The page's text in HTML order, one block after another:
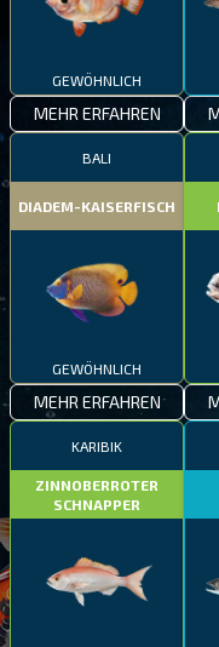
GEWÖHNLICH
MEHR ERFAHREN
BALI
DIADEM-KAISERFISCH
GEWÖHNLICH
MEHR ERFAHREN
KARIBIK
ZINNOBERROTER
SCHNAPPER